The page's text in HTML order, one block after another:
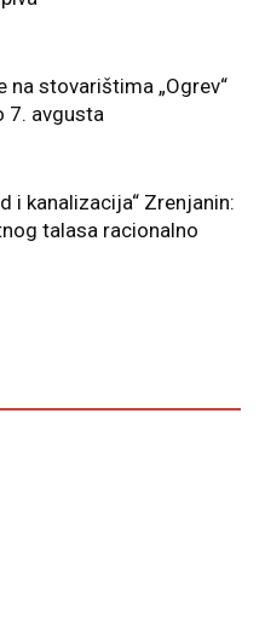
na stovarištima „Ogrev“
7. avgusta
i kanalizacija“ Zrenjanin:
talasa racionalno